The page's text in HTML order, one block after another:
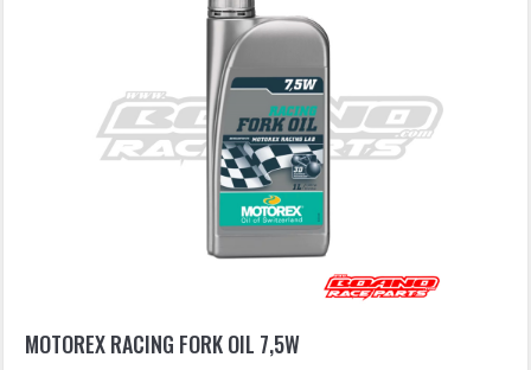
MOTOREX RACING FORK OIL 7,5W